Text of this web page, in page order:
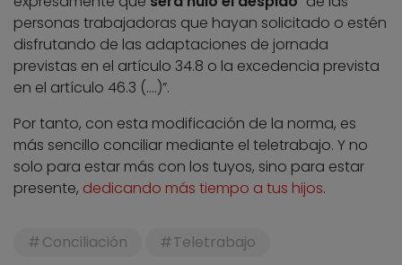
personas trabajadoras que hayan solicitado o estén
disfrutando de las adaptaciones de jornada
previstas en el artículo 34.8 o la excedencia prevista
en el artículo 46.3 (….)”.
Por tanto, con esta modificación de la norma, es
más sencillo conciliar mediante el teletrabajo. Y no
solo para estar más con los tuyos, sino para estar
presente, dedicando más tiempo a tus hijos.
Conciliación Teletrabajo